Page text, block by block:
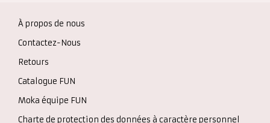
À propos de nous
Contactez-Nous
Retours
Catalogue FUN
Moka équipe FUN
Charte de protection des données à caractère personnel